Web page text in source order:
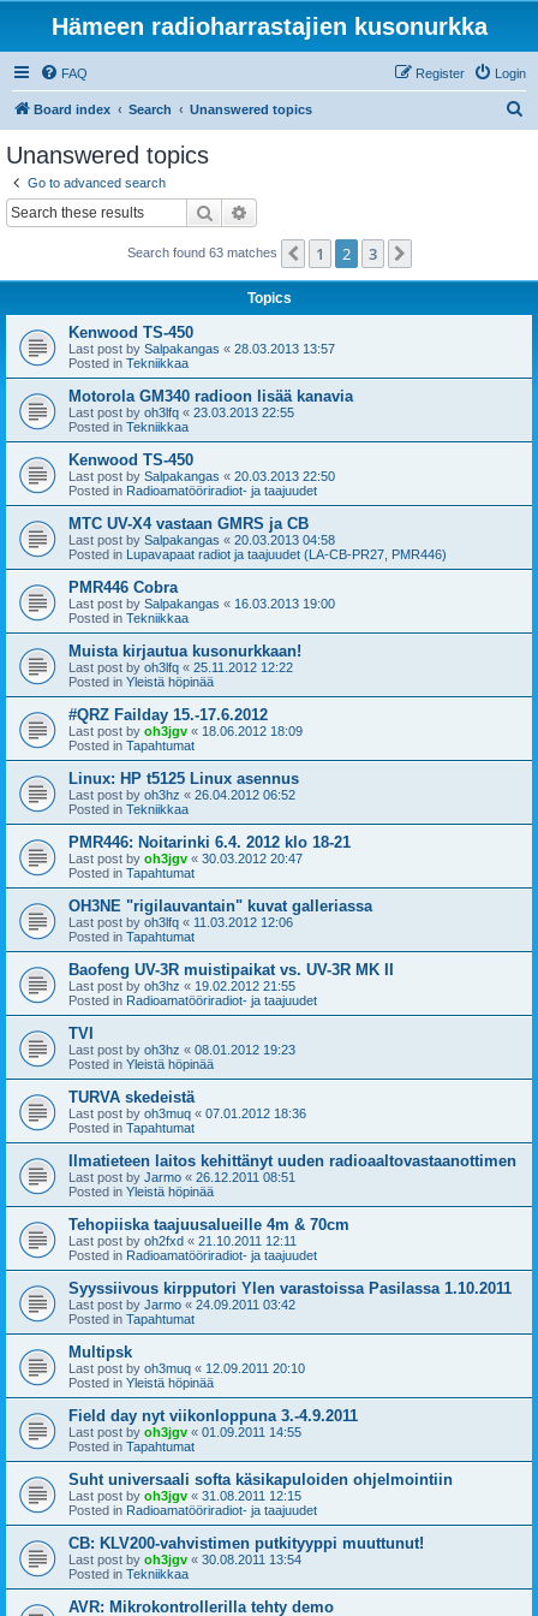
Hämeen radioharrastajien kusonurkka
FAQ Login
Register
Board index Search Unanswered topics
Unanswered topics
Go to advanced search
Search
Search found 63 matches Previous
1 2 3
Topics
Kenwood TS-450
Last post by Salpakangas « 28.03.2013 13:57
Posted in Tekniikkaa
Motorola GM340 radioon lisää kanavia
Last post by oh3lfq « 23.03.2013 22:55
Posted in Tekniikkaa
Kenwood TS-450
Last post by Salpakangas « 20.03.2013 22:50
Posted in Radioamatööriradiot- ja taajuudet
MTC UV-X4 vastaan GMRS ja CB
Last post by Salpakangas « 20.03.2013 04:58
Posted in Lupavapaat radiot ja taajuudet (LA-CB-PR27, PMR446)
PMR446 Cobra
Last post by Salpakangas « 16.03.2013 19:00
Posted in Tekniikkaa
Muista kirjautua kusonurkkaan!
Last post by oh3lfq « 25.11.2012 12:22
Posted in Yleistä höpinää
#QRZ Failday 15.-17.6.2012
Last post by oh3jgv « 18.06.2012 18:09
Posted in Tapahtumat
Linux: HP t5125 Linux asennus
Last post by oh3hz « 26.04.2012 06:52
Posted in Tekniikkaa
PMR446: Noitarinki 6.4. 2012 klo 18-21
Last post by oh3jgv « 30.03.2012 20:47
Posted in Tapahtumat
OH3NE "rigilauvantain" kuvat galleriassa
Last post by oh3lfq « 11.03.2012 12:06
Posted in Tapahtumat
Baofeng UV-3R muistipaikat vs. UV-3R MK II
Last post by oh3hz « 19.02.2012 21:55
Posted in Radioamatööriradiot- ja taajuudet
TVI
Last post by oh3hz « 08.01.2012 19:23
Posted in Yleistä höpinää
TURVA skedeistä
Last post by oh3muq « 07.01.2012 18:36
Posted in Tapahtumat
Ilmatieteen laitos kehittänyt uuden radioaaltovastaanottimen
Last post by Jarmo « 26.12.2011 08:51
Posted in Yleistä höpinää
Tehopiiska taajuusalueille 4m & 70cm
Last post by oh2fxd « 21.10.2011 12:11
Posted in Radioamatööriradiot- ja taajuudet
Syyssiivous kirpputori Ylen varastoissa Pasilassa 1.10.2011
Last post by Jarmo « 24.09.2011 03:42
Posted in Tapahtumat
Multipsk
Last post by oh3muq « 12.09.2011 20:10
Posted in Yleistä höpinää
Field day nyt viikonloppuna 3.-4.9.2011
Last post by oh3jgv « 01.09.2011 14:55
Posted in Tapahtumat
Suht universaali softa käsikapuloiden ohjelmointiin
Last post by oh3jgv « 31.08.2011 12:15
Posted in Radioamatööriradiot- ja taajuudet
CB: KLV200-vahvistimen putkityyppi muuttunut!
Last post by oh3jgv « 30.08.2011 13:54
Posted in Tekniikkaa
AVR: Mikrokontrollerilla tehty demo